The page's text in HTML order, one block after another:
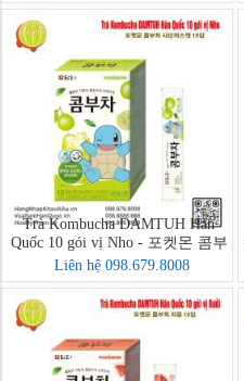
Trà Kombucha DAMTUH Hàn
Quốc 10 gói vị Nho - 포켓몬 콤부
차 샤인머스캣 10입
Liên hệ 098.679.8008